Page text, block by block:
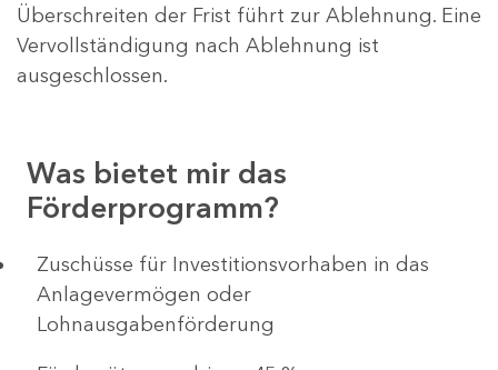
Überschreiten der Frist führt zur Ablehnung. Eine
Vervollständigung nach Ablehnung ist
ausgeschlossen.
Was bietet mir das
Förderprogramm?
​​​​​​Zuschüsse für Investitionsvorhaben in das
Anlagevermögen oder
Lohnausgabenförderung